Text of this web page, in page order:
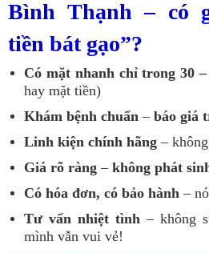
Bình Thạnh – có
tiền bát gạo”?
Có mặt nhanh chỉ trong 30
hay mặt tiền)
Khám bệnh chuẩn – báo giá
Linh kiện chính hãng –
Giá rõ ràng – không phát
Có hóa đơn, có bảo hành –
Tư vấn nhiệt tình – không
mình vẫn vui vẻ!